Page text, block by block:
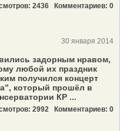
2436 Комментариев: 0
30 января 2014
задорным нравом,
любой их праздник
получился концерт
который прошёл в
КР ...
2992 Комментариев: 0